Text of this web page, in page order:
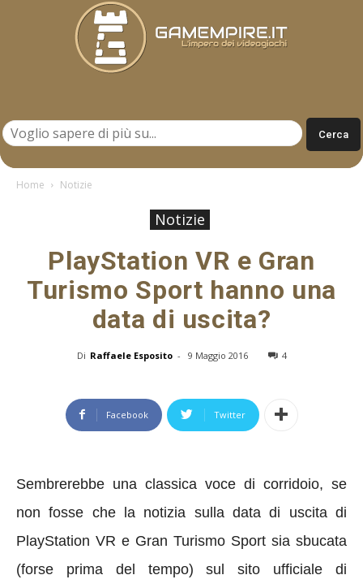
Home Notizie
Notizie
PlayStation VR e Gran
Turismo Sport hanno una
data di uscita?
Di Raffaele Esposito - 9 Maggio 2016 4
Facebook Twitter
Sembrerebbe una classica voce di corridoio, se
non fosse che la notizia sulla data di uscita di
PlayStation VR e Gran Turismo Sport sia sbucata
(forse prima del tempo) sul sito ufficiale di